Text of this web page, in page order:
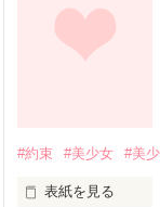
#約束 #美少女 #美
表紙を見る